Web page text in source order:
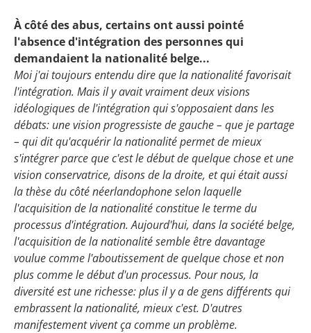
À côté des abus, certains ont aussi pointé
l'absence d'intégration des personnes qui
demandaient la nationalité belge...
Moi j'ai toujours entendu dire que la nationalité favorisait
l'intégration. Mais il y avait vraiment deux visions
idéologiques de l'intégration qui s'opposaient dans les
débats: une vision progressiste de gauche – que je partage
– qui dit qu'acquérir la nationalité permet de mieux
s'intégrer parce que c'est le début de quelque chose et une
vision conservatrice, disons de la droite, et qui était aussi
la thèse du côté néerlandophone selon laquelle
l'acquisition de la nationalité constitue le terme du
processus d'intégration. Aujourd'hui, dans la société belge,
l'acquisition de la nationalité semble être davantage
voulue comme l'aboutissement de quelque chose et non
plus comme le début d'un processus. Pour nous, la
diversité est une richesse: plus il y a de gens différents qui
embrassent la nationalité, mieux c'est. D'autres
manifestement vivent ça comme un problème.